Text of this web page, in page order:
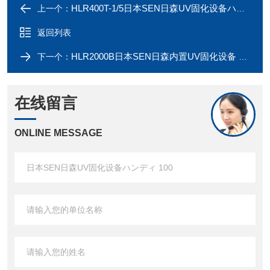
上一个： HLR400T-1/5日本SEN日森UV固化设备ハンディ 400
返回列表
下一个： HLR2000B日本SEN日森内置UV固化设备 油漆固化
在线留言
ONLINE MESSAGE